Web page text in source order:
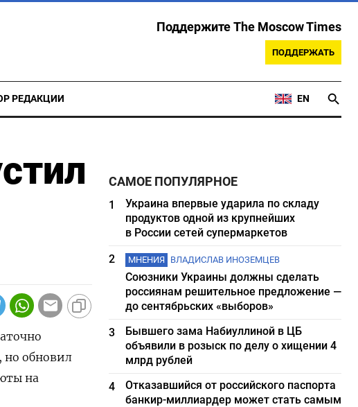
Поддержите The Moscow Times
ПОДДЕРЖАТЬ
РЕДАКЦИИ EN
но обновил
на
САМОЕ ПОПУЛЯРНОЕ
1
Украина впервые ударила по складу
продуктов одной из крупнейших
в России сетей супермаркетов
2
МНЕНИЯ ВЛАДИСЛАВ ИНОЗЕМЦЕВ
Союзники Украины должны сделать
россиянам решительное предложение —
до сентябрьских «выборов»
3
Бывшего зама Набиуллиной в ЦБ
объявили в розыск по делу о хищении 4
млрд рублей
4
Отказавшийся от российского паспорта
банкир-миллиардер может стать самым